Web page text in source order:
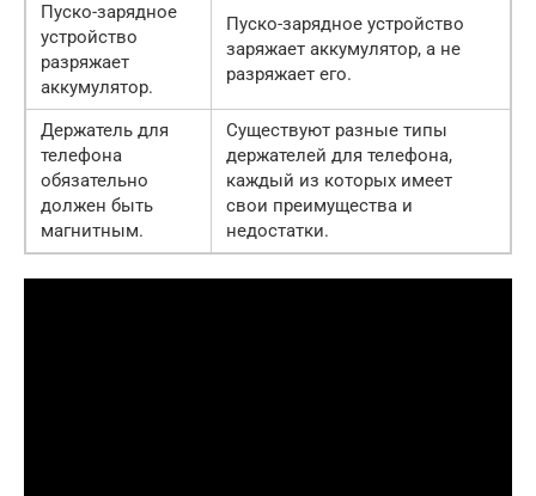
Пуско-зарядное
устройство
разряжает
аккумулятор.
Пуско-зарядное устройство
заряжает аккумулятор, а не
разряжает его.
Держатель для
телефона
обязательно
должен быть
магнитным.
Существуют разные типы
держателей для телефона,
каждый из которых имеет
свои преимущества и
недостатки.